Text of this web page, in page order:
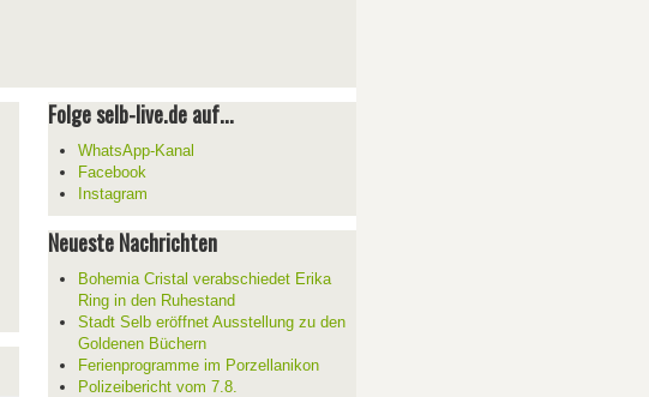
Folge selb-live.de auf...
WhatsApp-Kanal
Facebook
Instagram
Neueste Nachrichten
Bohemia Cristal verabschiedet Erika
Ring in den Ruhestand
Stadt Selb eröffnet Ausstellung zu den
Goldenen Büchern
Ferienprogramme im Porzellanikon
Polizeibericht vom 7.8.